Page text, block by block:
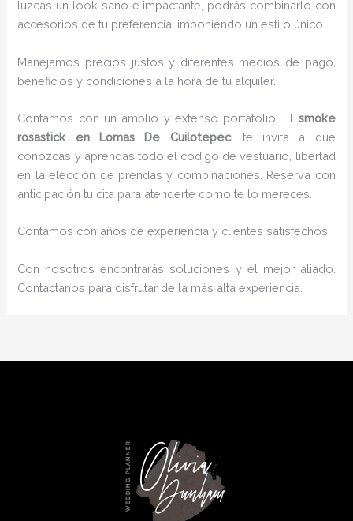
luzcas un look sano e impactante, podrás combinarlo con
accesorios de tu preferencia, imponiendo un estilo único.
Manejamos precios justos y diferentes medios de pago,
beneficios y condiciones a la hora de tu alquiler.
Contamos con un amplio y extenso portafolio. El smoke
rosastick en Lomas De Cuilotepec, te invita a que
conozcas y aprendas todo el código de vestuario, libertad
en la elección de prendas y combinaciones. Reserva con
anticipación tu cita para atenderte como te lo mereces.
Contamos con años de experiencia y clientes satisfechos.
Con nosotros encontrarás soluciones y el mejor aliado.
Contáctanos para disfrutar de la más alta experiencia.